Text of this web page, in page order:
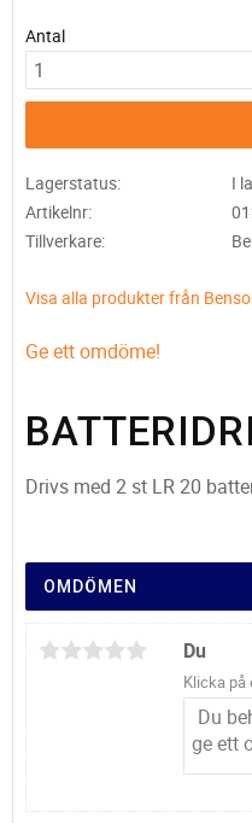
Antal
Lagerstatus
I
Artikelnr
Tillverkare
Visa alla produkter från
Ge ett omdöme!
Drivs med 2 st LR 20
OMDÖMEN
Du
Klicka på